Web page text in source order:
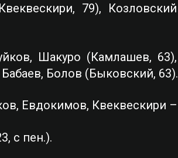
79),
Шакуро (Камлашев,
Болов (Быковский, 63).
Евдокимов, Квеквескири
с пен.).